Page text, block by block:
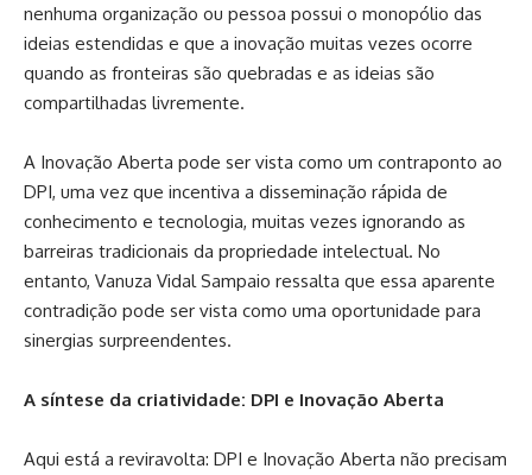
nenhuma organização ou pessoa possui o monopólio das
ideias estendidas e que a inovação muitas vezes ocorre
quando as fronteiras são quebradas e as ideias são
compartilhadas livremente.
A Inovação Aberta pode ser vista como um contraponto ao
DPI, uma vez que incentiva a disseminação rápida de
conhecimento e tecnologia, muitas vezes ignorando as
barreiras tradicionais da propriedade intelectual. No
entanto, Vanuza Vidal Sampaio ressalta que essa aparente
contradição pode ser vista como uma oportunidade para
sinergias surpreendentes.
A síntese da criatividade: DPI e Inovação Aberta
Aqui está a reviravolta: DPI e Inovação Aberta não precisam